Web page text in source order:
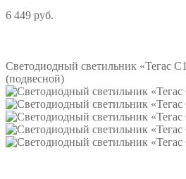
6 449 руб.
Светодиодный светильник «Тегас
(подвесной)